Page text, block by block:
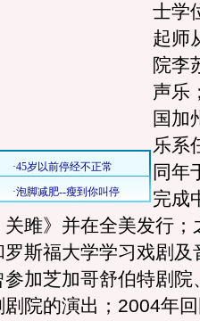
士学
起师
院李
声乐
国加
乐系
同年
完成
雎》并在全美发行；
斯福大学学习戏剧及
加芝加哥舒伯特剧院
院的演出；2004年